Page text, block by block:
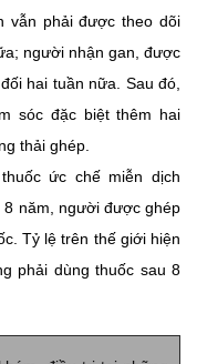
vẫn phải được theo dõi
người nhận gan, được
hai tuần nữa. Sau đó,
sóc đặc biệt thêm hai
thải ghép.
ức chế miễn dịch
năm, người được ghép
Tỷ lệ trên thế giới hiện
phải dùng thuốc sau 8